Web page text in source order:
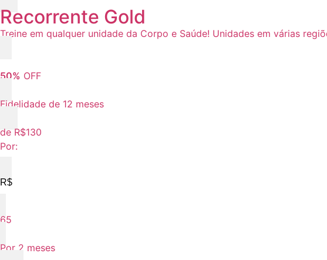
Recorrente Gold
Treine em qualquer unidade da Corpo e Saúde! Unidades em várias
50% OFF
Fidelidade de 12 meses
de R$130
Por:
R$
65
Por 2 meses